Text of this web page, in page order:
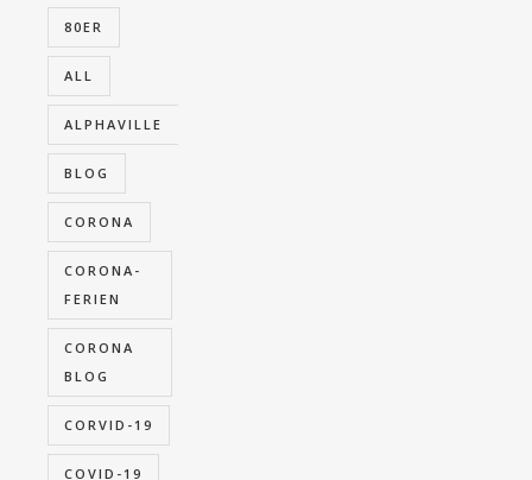
80ER
ALL
ALPHAVILLE
BLOG
CORONA
CORONA-
FERIEN
CORONA
BLOG
CORVID-19
COVID-19